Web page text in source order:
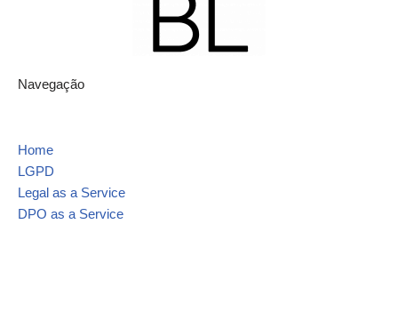
Navegação
Home
LGPD
Legal as a Service
DPO as a Service